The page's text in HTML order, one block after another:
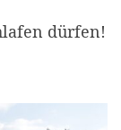
dürfen!